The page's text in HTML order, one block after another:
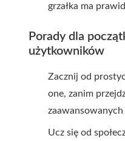
grzałka ma
Porady dla
użytkowników
Zacznij od
one, zanim
Ucz się od